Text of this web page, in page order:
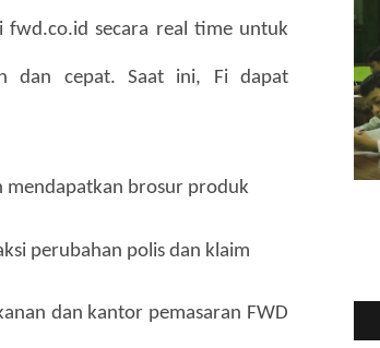
fwd.co.id secara real time untuk
dan cepat. Saat ini, Fi dapat
brosur produk
perubahan polis dan klaim
dan kantor pemasaran FWD